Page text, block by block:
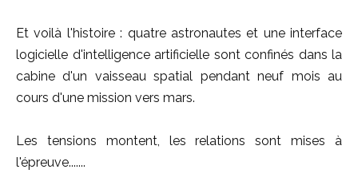
Et voilà l'histoire : quatre astronautes et une interface
logicielle d'intelligence artificielle sont confinés dans la
cabine d'un vaisseau spatial pendant neuf mois au
cours d'une mission vers mars.
Les tensions montent, les relations sont mises à
l'épreuve.......